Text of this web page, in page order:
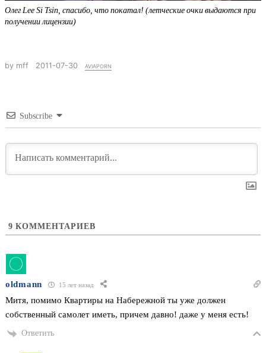
Олег Lee Si Tsin, спасибо, что покатал! (летческие очки выдаются при
получении лицензии)
by mff 2011-07-30 aviaporn
Subscribe
9 КОММЕНТАРИЕВ
oldmann 15 лет назад
Митя, помимо Квартиры на Набережной ты уже должен
собственный самолет иметь, причем давно! даже у меня есть!
Ответить